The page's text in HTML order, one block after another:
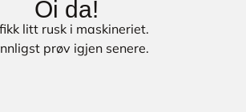
Oi da!
litt rusk i maskineriet.
prøv igjen senere.